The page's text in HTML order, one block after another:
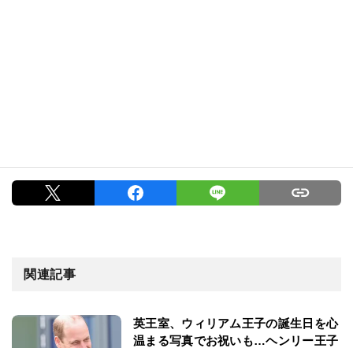
関連記事
英王室、ウィリアム王子の誕生日を心
温まる写真でお祝いも…ヘンリー王子